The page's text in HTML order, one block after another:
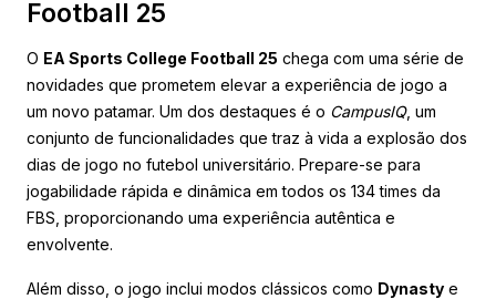
Football 25
O EA Sports College Football 25 chega com uma série de
novidades que prometem elevar a experiência de jogo a
um novo patamar. Um dos destaques é o CampusIQ, um
conjunto de funcionalidades que traz à vida a explosão dos
dias de jogo no futebol universitário. Prepare-se para
jogabilidade rápida e dinâmica em todos os 134 times da
FBS, proporcionando uma experiência autêntica e
envolvente.
Além disso, o jogo inclui modos clássicos como Dynasty e